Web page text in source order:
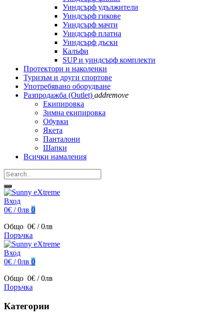
Уиндсърф удължители
Уиндсърф гикове
Уиндсърф мачти
Уиндсърф платна
Уиндсърф дъски
Калъфи
SUP и уиндсърф комплекти
Протектори и наколенки
Туризъм и други спортове
Употребявано оборудване
Разпродажба (Outlet) addremove
Екипировка
Зимна екипировка
Обувки
Якета
Панталони
Шапки
Всички намаления
Вход
0€ / 0лв 0
Общо 0€ / 0лв
Поръчка
Вход
0€ / 0лв 0
Общо 0€ / 0лв
Поръчка
Категории